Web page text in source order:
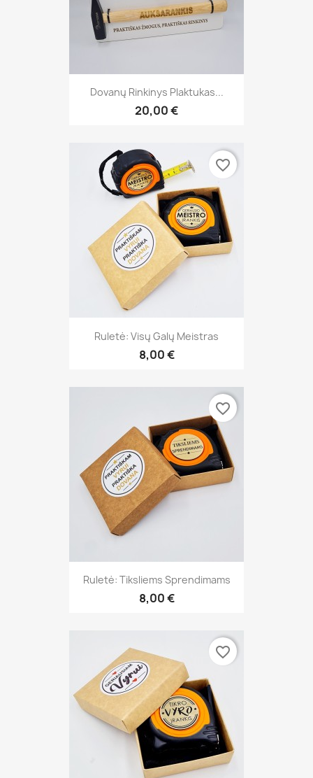
Dovanų Rinkinys Plaktukas...
20,00 €
Ruletė: Visų Galų Meistras
8,00 €
favorite_border
Ruletė: Tiksliems Sprendimams
8,00 €
favorite_border
favorite_border